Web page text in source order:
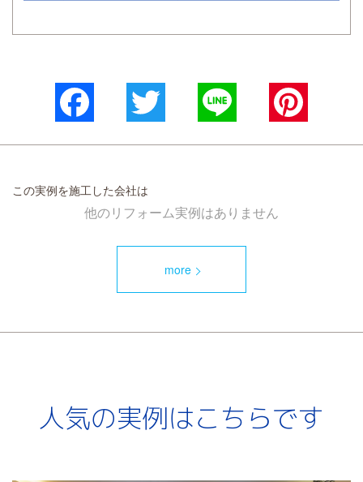
Facebook
この実例を施工した会社は
他のリフォーム実例はありません
more
人気の実例はこちらです